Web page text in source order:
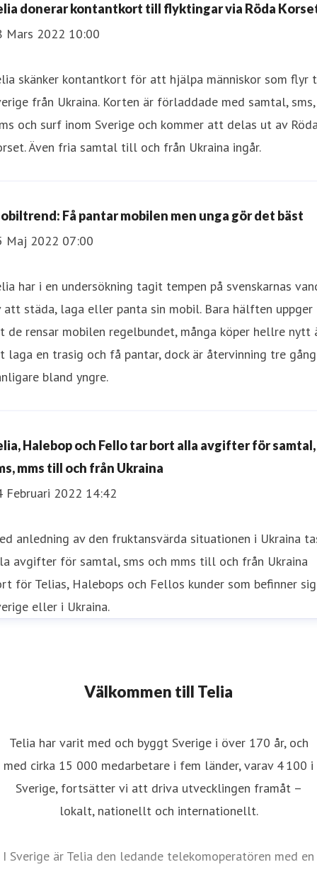
donerar kontantkort till flyktingar via Röda
Mars 2022 10:00
skänker kontantkort för att hjälpa människor som flyr
från Ukraina. Korten är förladdade med samtal, sms,
och surf inom Sverige och kommer att delas ut av
Även fria samtal till och från Ukraina ingår.
Få pantar mobilen men unga gör det bäst
Maj 2022 07:00
har i en undersökning tagit tempen på svenskarnas
att städa, laga eller panta sin mobil. Bara hälften uppger
de rensar mobilen regelbundet, många köper hellre nytt
laga en trasig och få pantar, dock är återvinning tre
bland yngre.
Halebop och Fello tar bort alla avgifter för samtal,
mms till och från Ukraina
Februari 2022 14:42
anledning av den fruktansvärda situationen i Ukraina
avgifter för samtal, sms och mms till och från Ukraina
för Telias, Halebops och Fellos kunder som befinner
eller i Ukraina.
Välkommen till Telia
Telia har varit med och byggt Sverige i över 170 år, och
med cirka 15 000 medarbetare i fem länder, varav 4 100 i
Sverige, fortsätter vi att driva utvecklingen framåt –
lokalt, nationellt och internationellt.
I Sverige är Telia den ledande telekomoperatören med en